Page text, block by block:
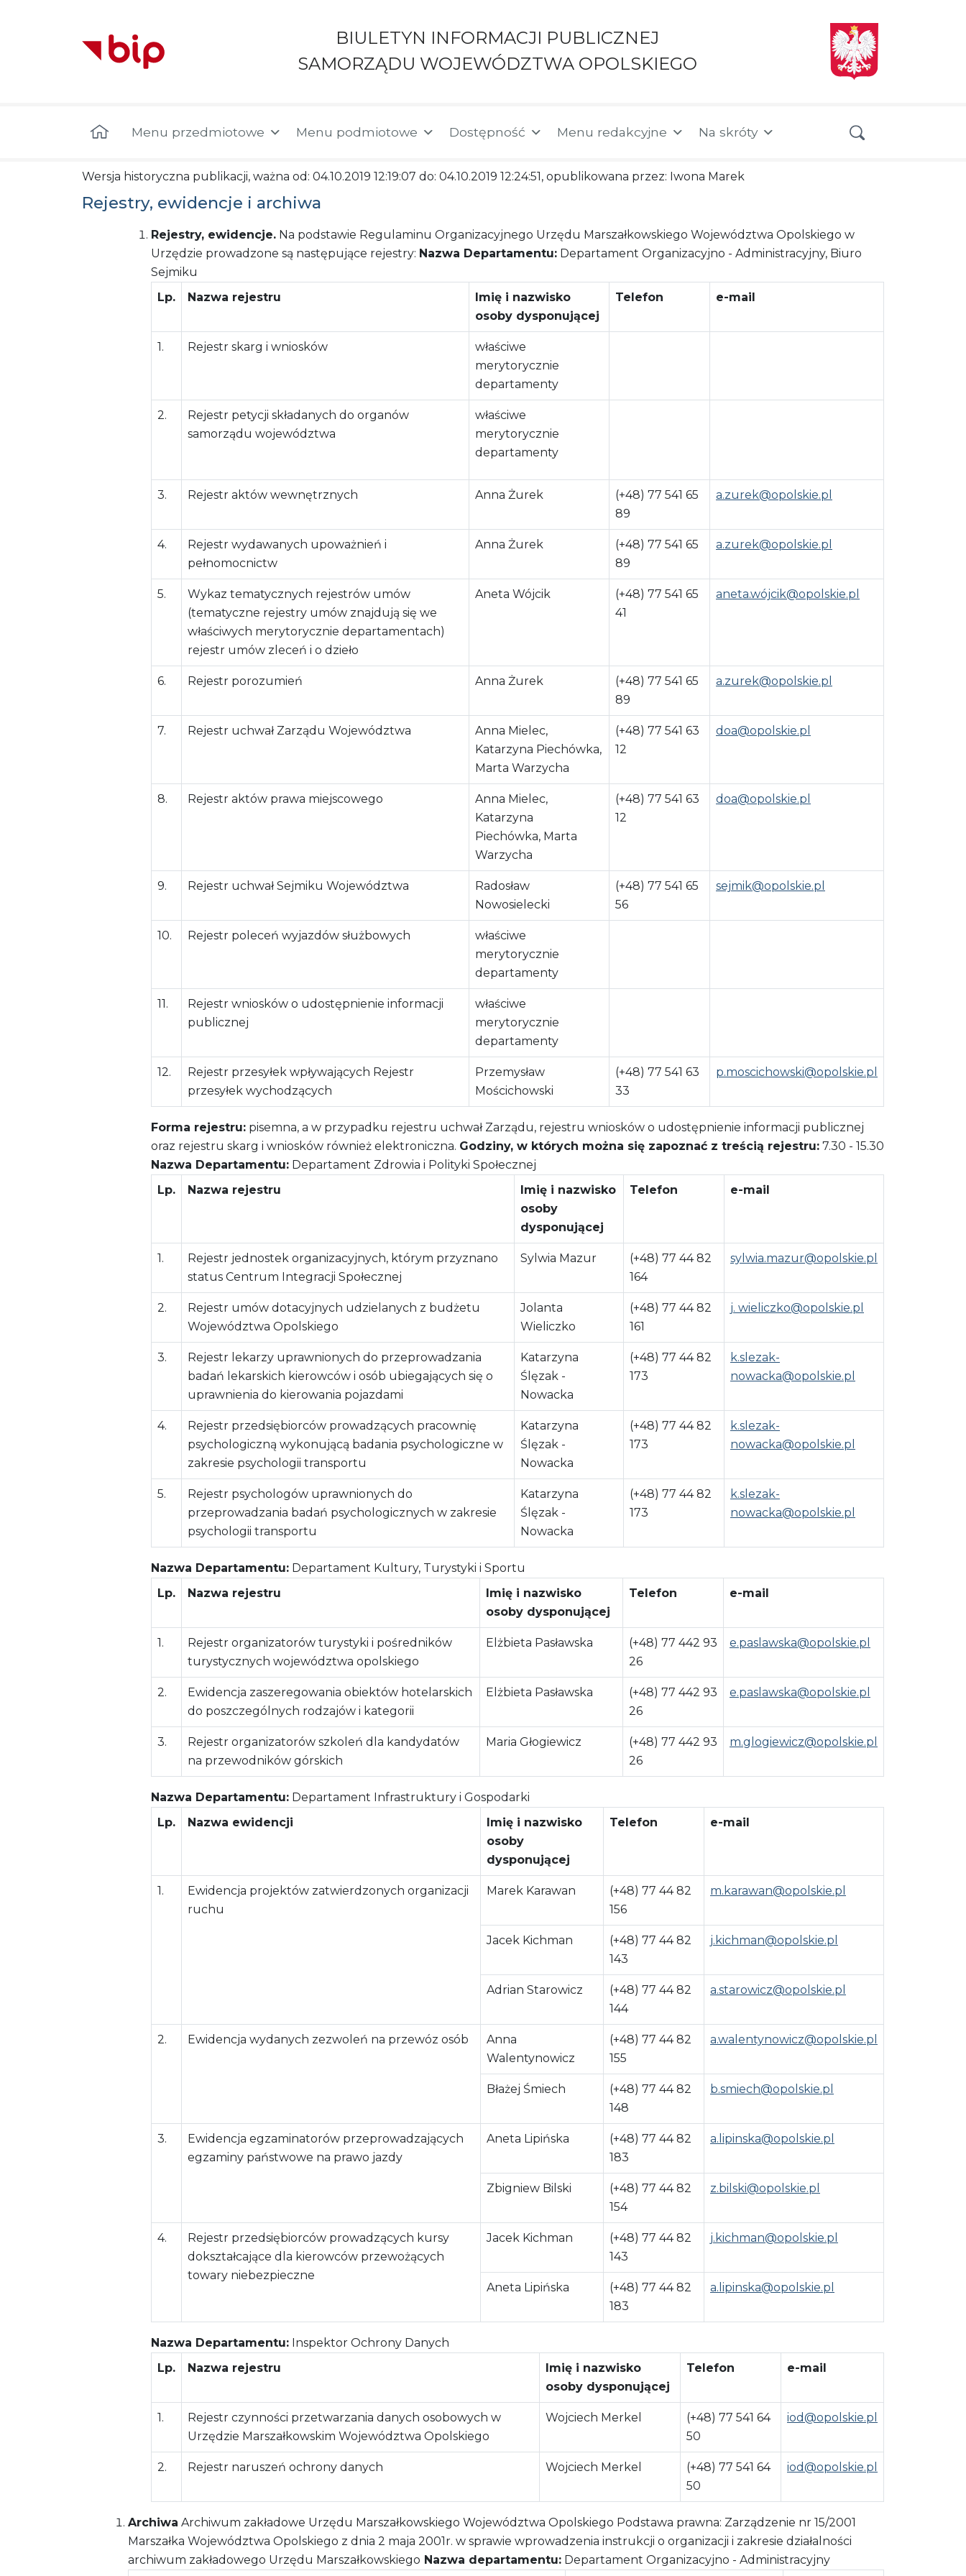
BIULETYN INFORMACJI PUBLICZNEJ
SAMORZĄDU WOJEWÓDZTWA OPOLSKIEGO
Menu przedmiotowe Menu podmiotowe Dostępność Menu redakcyjne Na skróty
Wersja historyczna publikacji, ważna od: 04.10.2019 12:19:07 do: 04.10.2019 12:24:51, opublikowana przez: Iwona Marek
Rejestry, ewidencje i archiwa
Rejestry, ewidencje. Na podstawie Regulaminu Organizacyjnego Urzędu Marszałkowskiego Województwa Opolskiego w
Urzędzie prowadzone są następujące rejestry: Nazwa Departamentu: Departament Organizacyjno - Administracyjny, Biuro
Sejmiku
Lp.
Nazwa rejestru
Imię i nazwisko
osoby dysponującej
Telefon e-mail
1. Rejestr skarg i wniosków
właściwe
merytorycznie
departamenty
2.
Rejestr petycji składanych do organów
samorządu województwa
właściwe
merytorycznie
departamenty
3. Rejestr aktów wewnętrznych Anna Żurek
(+48) 77 541 65
89
a.zurek@opolskie.pl
4.
Rejestr wydawanych upoważnień i
pełnomocnictw
Anna Żurek
(+48) 77 541 65
89
a.zurek@opolskie.pl
5.
Wykaz tematycznych rejestrów umów
(tematyczne rejestry umów znajdują się we
właściwych merytorycznie departamentach)
rejestr umów zleceń i o dzieło
Aneta Wójcik
(+48) 77 541 65
41
aneta.wójcik@opolskie.pl
6. Rejestr porozumień Anna Żurek
(+48) 77 541 65
89
a.zurek@opolskie.pl
7. Rejestr uchwał Zarządu Województwa
Anna Mielec,
Katarzyna Piechówka,
Marta Warzycha
(+48) 77 541 63
12
doa@opolskie.pl
8. Rejestr aktów prawa miejscowego
Anna Mielec,
Katarzyna
Piechówka, Marta
Warzycha
(+48) 77 541 63
12
doa@opolskie.pl
9. Rejestr uchwał Sejmiku Województwa
Radosław
Nowosielecki
(+48) 77 541 65
56
sejmik@opolskie.pl
10. Rejestr poleceń wyjazdów służbowych
właściwe
merytorycznie
departamenty
11.
Rejestr wniosków o udostępnienie informacji
publicznej
właściwe
merytorycznie
departamenty
12.
Rejestr przesyłek wpływających Rejestr
przesyłek wychodzących
Przemysław
Mościchowski
(+48) 77 541 63
33
p.moscichowski@opolskie.pl
Forma rejestru: pisemna, a w przypadku rejestru uchwał Zarządu, rejestru wniosków o udostępnienie informacji publicznej
oraz rejestru skarg i wniosków również elektroniczna. Godziny, w których można się zapoznać z treścią rejestru: 7.30 - 15.30
Nazwa Departamentu: Departament Zdrowia i Polityki Społecznej
Lp.
Nazwa rejestru
Imię i nazwisko
osoby
dysponującej
Telefon e-mail
1.
Rejestr jednostek organizacyjnych, którym przyznano
status Centrum Integracji Społecznej
Sylwia Mazur
(+48) 77 44 82
164
sylwia.mazur@opolskie.pl
2.
Rejestr umów dotacyjnych udzielanych z budżetu
Województwa Opolskiego
Jolanta
Wieliczko
(+48) 77 44 82
161
j. wieliczko@opolskie.pl
3.
Rejestr lekarzy uprawnionych do przeprowadzania
badań lekarskich kierowców i osób ubiegających się o
uprawnienia do kierowania pojazdami
Katarzyna
Ślęzak -
Nowacka
(+48) 77 44 82
173
k.slezak-
nowacka@opolskie.pl
4.
Rejestr przedsiębiorców prowadzących pracownię
psychologiczną wykonującą badania psychologiczne w
zakresie psychologii transportu
Katarzyna
Ślęzak -
Nowacka
(+48) 77 44 82
173
k.slezak-
nowacka@opolskie.pl
5.
Rejestr psychologów uprawnionych do
przeprowadzania badań psychologicznych w zakresie
psychologii transportu
Katarzyna
Ślęzak -
Nowacka
(+48) 77 44 82
173
k.slezak-
nowacka@opolskie.pl
Nazwa Departamentu: Departament Kultury, Turystyki i Sportu
Lp.
Nazwa rejestru
Imię i nazwisko
osoby dysponującej
Telefon e-mail
1.
Rejestr organizatorów turystyki i pośredników
turystycznych województwa opolskiego
Elżbieta Pasławska
(+48) 77 442 93
26
e.paslawska@opolskie.pl
2.
Ewidencja zaszeregowania obiektów hotelarskich
do poszczególnych rodzajów i kategorii
Elżbieta Pasławska
(+48) 77 442 93
26
e.paslawska@opolskie.pl
3.
Rejestr organizatorów szkoleń dla kandydatów
na przewodników górskich
Maria Głogiewicz
(+48) 77 442 93
26
m.glogiewicz@opolskie.pl
Nazwa Departamentu: Departament Infrastruktury i Gospodarki
Lp.
Nazwa ewidencji
Imię i nazwisko
osoby
dysponującej
Telefon e-mail
1.
Ewidencja projektów zatwierdzonych organizacji
ruchu
Marek Karawan
(+48) 77 44 82
156
m.karawan@opolskie.pl
Jacek Kichman
(+48) 77 44 82
143
j.kichman@opolskie.pl
Adrian Starowicz
(+48) 77 44 82
144
a.starowicz@opolskie.pl
2. Ewidencja wydanych zezwoleń na przewóz osób
Anna
Walentynowicz
(+48) 77 44 82
155
a.walentynowicz@opolskie.pl
Błażej Śmiech
(+48) 77 44 82
148
b.smiech@opolskie.pl
3.
Ewidencja egzaminatorów przeprowadzających
egzaminy państwowe na prawo jazdy
Aneta Lipińska
(+48) 77 44 82
183
a.lipinska@opolskie.pl
Zbigniew Bilski
(+48) 77 44 82
154
z.bilski@opolskie.pl
4.
Rejestr przedsiębiorców prowadzących kursy
dokształcające dla kierowców przewożących
towary niebezpieczne
Jacek Kichman
(+48) 77 44 82
143
j.kichman@opolskie.pl
Aneta Lipińska
(+48) 77 44 82
183
a.lipinska@opolskie.pl
Nazwa Departamentu: Inspektor Ochrony Danych
Lp.
Nazwa rejestru
Imię i nazwisko
osoby dysponującej
Telefon e-mail
1.
Rejestr czynności przetwarzania danych osobowych w
Urzędzie Marszałkowskim Województwa Opolskiego
Wojciech Merkel
(+48) 77 541 64
50
iod@opolskie.pl
2. Rejestr naruszeń ochrony danych Wojciech Merkel
(+48) 77 541 64
50
iod@opolskie.pl
Archiwa Archiwum zakładowe Urzędu Marszałkowskiego Województwa Opolskiego Podstawa prawna: Zarządzenie nr 15/2001
Marszałka Województwa Opolskiego z dnia 2 maja 2001r. w sprawie wprowadzenia instrukcji o organizacji i zakresie działalności
archiwum zakładowego Urzędu Marszałkowskiego Nazwa departamentu: Departament Organizacyjno - Administracyjny